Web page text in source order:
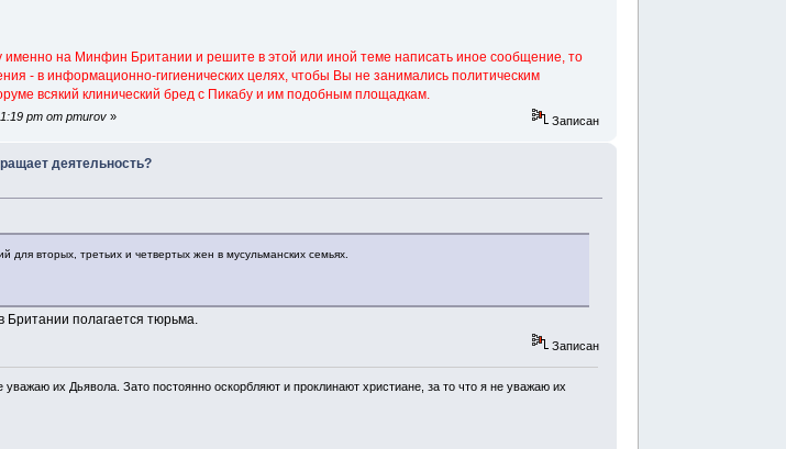
именно на Минфин Британии и решите в этой или иной теме написать иное сообщение, то
- в информационно-гигиенических целях, чтобы Вы не занимались политическим
всякий клинический бред с Пикабу и им подобным площадкам.
pm от pmurov » Записан
деятельность?
вторых, третьих и четвертых жен в мусульманских семьях.
Британии полагается тюрьма.
Записан
уважаю их Дьявола. Зато постоянно оскорбляют и проклинают христиане, за то что я не уважаю их